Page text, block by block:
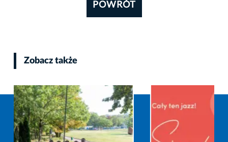
POWRÓT
Zobacz także